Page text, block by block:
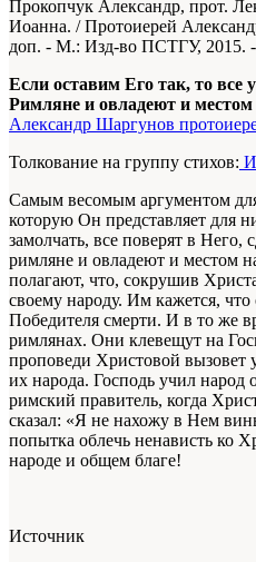
Прокопчук Александр, прот.
Иоанна. / Протоиерей
доп. - М.: Изд-во ПСТГУ, 2015.
Если оставим Его так, то все
Римляне и овладеют и
Александр Шаргунов
Толкование на группу стихов:
Самым весомым аргументом
которую Он представляет для
замолчать, все поверят в
римляне и овладеют и местом
полагают, что, сокрушив
своему народу. Им кажется,
Победителя смерти. И в то же
римлянах. Они клевещут на
проповеди Христовой вызовет
их народа. Господь учил народ
римский правитель, когда
сказал: «Я не нахожу в Нем
попытка облечь ненависть ко
народе и общем благе!
Источник